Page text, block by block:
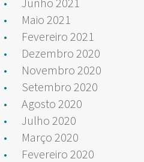
Maio 2021
Fevereiro 2021
Dezembro 2020
Novembro 2020
Setembro 2020
Agosto 2020
Julho 2020
Março 2020
Fevereiro 2020